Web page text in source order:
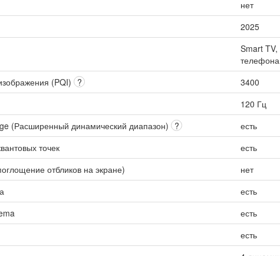
нет
2025
Smart
(PQI) ?
3400
120 Гц
(Расширенный динамический диапазон) ?
есть
точек
есть
отбликов на экране)
нет
есть
есть
есть